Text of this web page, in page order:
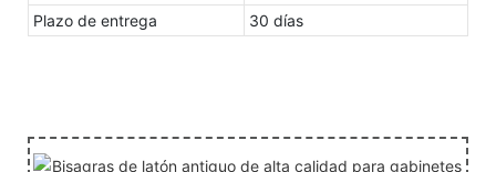
Plazo de entrega
30 días